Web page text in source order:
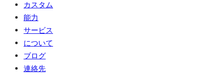
カスタム
能力
サービス
について
ブログ
連絡先